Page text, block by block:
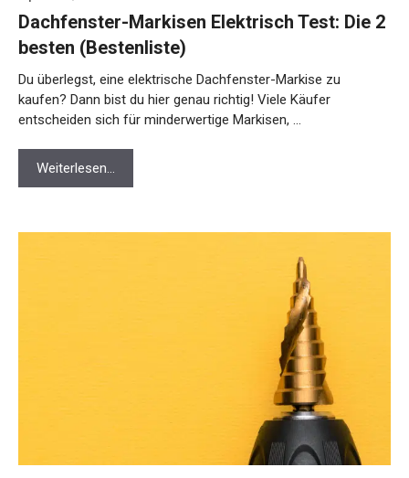
Dachfenster-Markisen Elektrisch Test: Die 2
besten (Bestenliste)
Du überlegst, eine elektrische Dachfenster-Markise zu
kaufen? Dann bist du hier genau richtig! Viele Käufer
entscheiden sich für minderwertige Markisen, …
Weiterlesen…